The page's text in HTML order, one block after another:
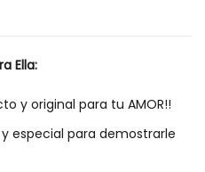
Ella:
y original para tu AMOR!!
especial para demostrarle